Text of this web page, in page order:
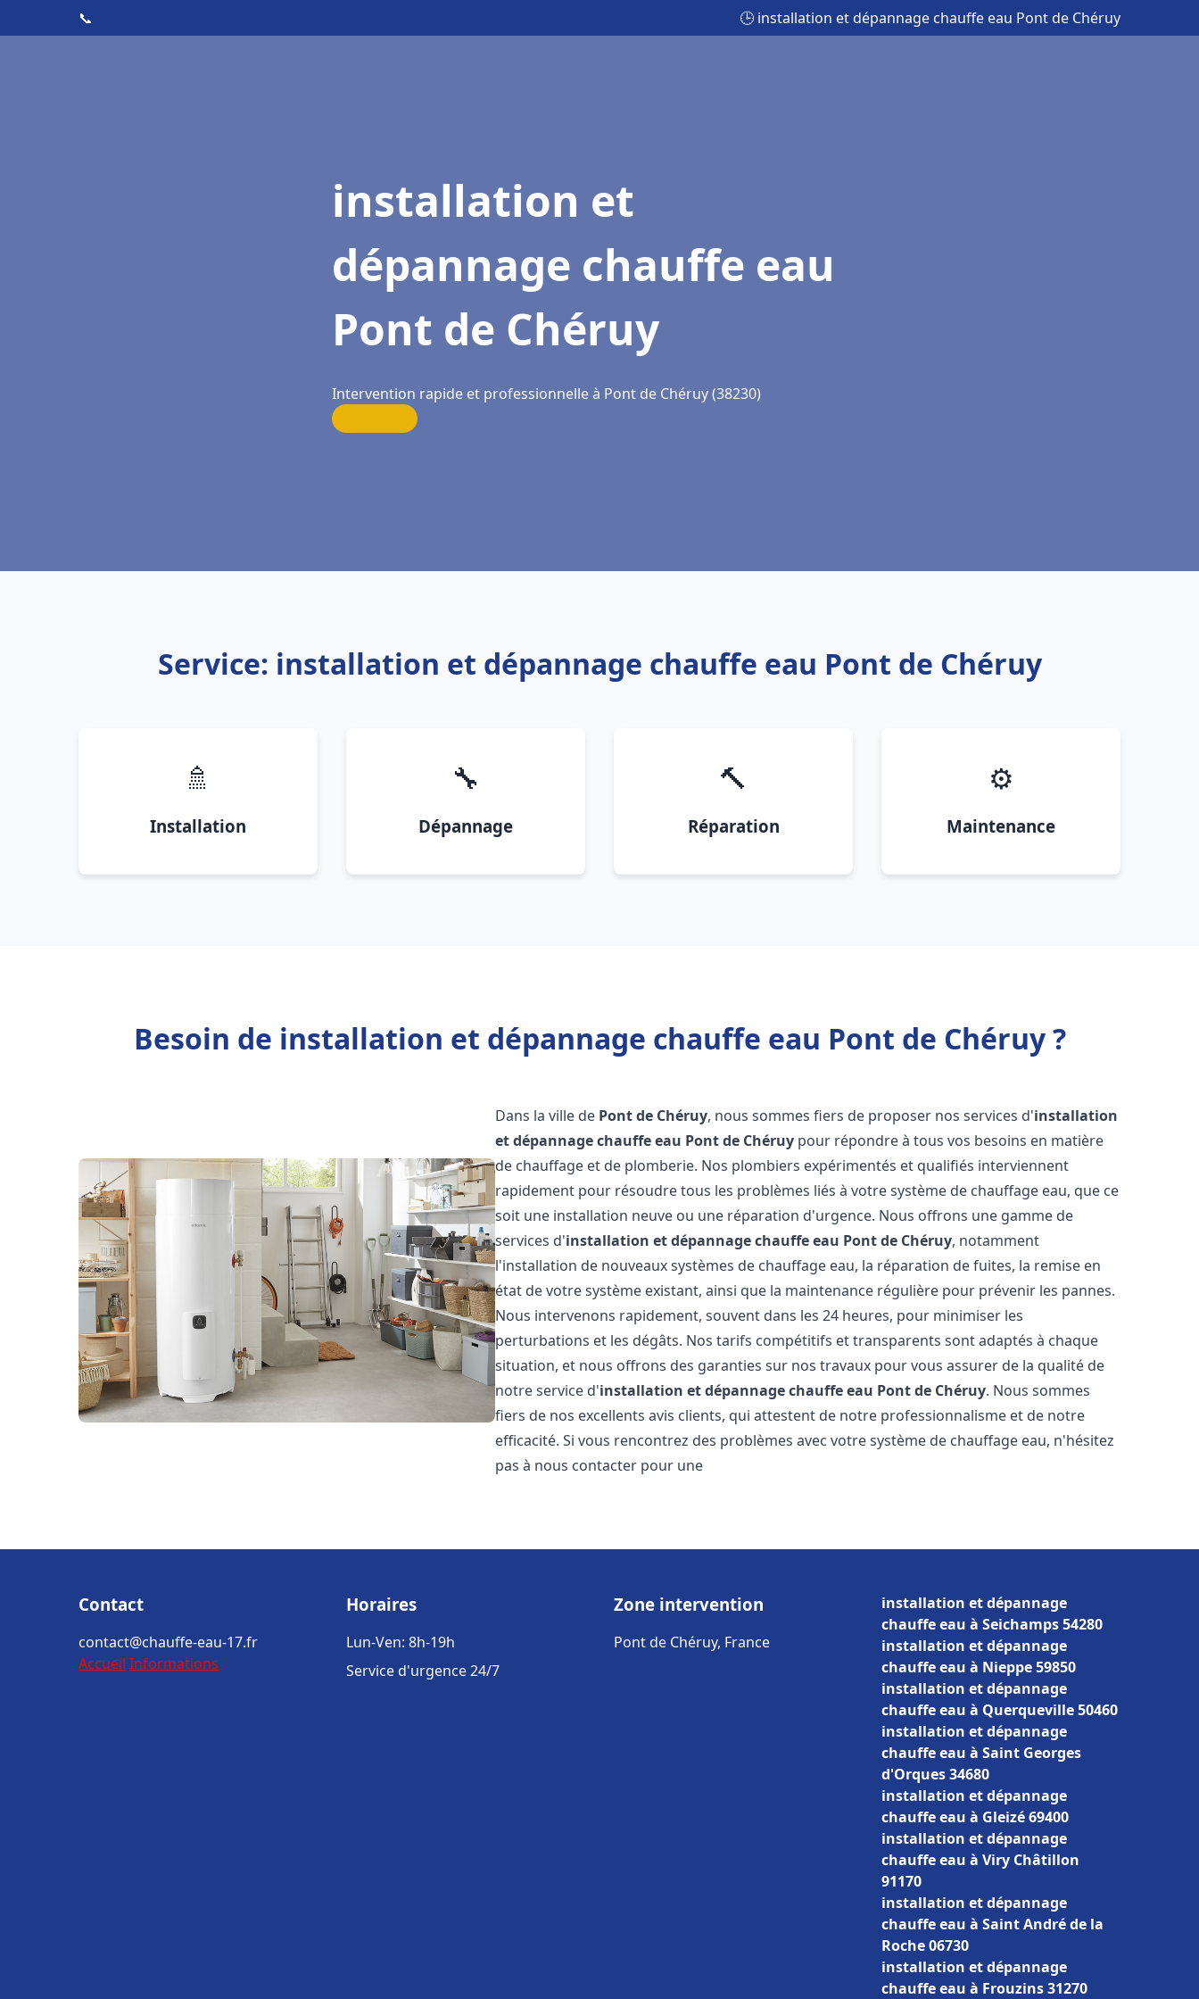
📞 🕒 installation et dépannage chauffe eau Pont de Chéruy
installation et
dépannage chauffe eau
Pont de Chéruy
Intervention rapide et professionnelle à Pont de Chéruy (38230)
Service: installation et dépannage chauffe eau Pont de Chéruy
🚿
Installation
🔧
Dépannage
🔨
Réparation
⚙️
Maintenance
Besoin de installation et dépannage chauffe eau Pont de Chéruy ?
Dans la ville de Pont de Chéruy, nous sommes fiers de proposer nos services d'installation
et dépannage chauffe eau Pont de Chéruy pour répondre à tous vos besoins en matière
de chauffage et de plomberie. Nos plombiers expérimentés et qualifiés interviennent
rapidement pour résoudre tous les problèmes liés à votre système de chauffage eau, que ce
soit une installation neuve ou une réparation d'urgence. Nous offrons une gamme de
services d'installation et dépannage chauffe eau Pont de Chéruy, notamment
l'installation de nouveaux systèmes de chauffage eau, la réparation de fuites, la remise en
état de votre système existant, ainsi que la maintenance régulière pour prévenir les pannes.
Nous intervenons rapidement, souvent dans les 24 heures, pour minimiser les
perturbations et les dégâts. Nos tarifs compétitifs et transparents sont adaptés à chaque
situation, et nous offrons des garanties sur nos travaux pour vous assurer de la qualité de
notre service d'installation et dépannage chauffe eau Pont de Chéruy. Nous sommes
fiers de nos excellents avis clients, qui attestent de notre professionnalisme et de notre
efficacité. Si vous rencontrez des problèmes avec votre système de chauffage eau, n'hésitez
pas à nous contacter pour une
Contact
contact@chauffe-eau-17.fr
Accueil Informations
Horaires
Lun-Ven: 8h-19h
Service d'urgence 24/7
Zone intervention
Pont de Chéruy, France
installation et dépannage
chauffe eau à Seichamps 54280
installation et dépannage
chauffe eau à Nieppe 59850
installation et dépannage
chauffe eau à Querqueville 50460
installation et dépannage
chauffe eau à Saint Georges
d'Orques 34680
installation et dépannage
chauffe eau à Gleizé 69400
installation et dépannage
chauffe eau à Viry Châtillon
91170
installation et dépannage
chauffe eau à Saint André de la
Roche 06730
installation et dépannage
chauffe eau à Frouzins 31270